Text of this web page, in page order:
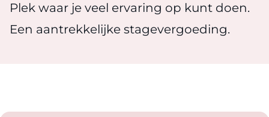
Plek waar je veel ervaring op kunt doen.
Een aantrekkelijke stagevergoeding.